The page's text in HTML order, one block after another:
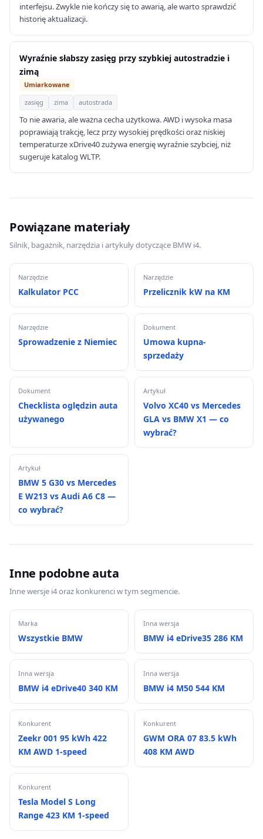
interfejsu. Zwykle nie kończy się to awarią, ale warto sprawdzić
historię aktualizacji.
Wyraźnie słabszy zasięg przy szybkiej autostradzie i
zimą
Umiarkowane
zasięg
zima autostrada
To nie awaria, ale ważna cecha użytkowa. AWD i wysoka masa
poprawiają trakcję, lecz przy wysokiej prędkości oraz niskiej
temperaturze xDrive40 zużywa energię wyraźnie szybciej, niż
sugeruje katalog WLTP.
Powiązane materiały
Silnik, bagażnik, narzędzia i artykuły dotyczące BMW i4.
Narzędzie
Kalkulator PCC
Narzędzie
Przelicznik kW na KM
Narzędzie
Sprowadzenie z Niemiec
Dokument
Umowa kupna-
sprzedaży
Dokument
Checklista oględzin auta
używanego
Artykuł
Volvo XC40 vs Mercedes
GLA vs BMW X1 — co
wybrać?
Artykuł
BMW 5 G30 vs Mercedes
E W213 vs Audi A6 C8 —
co wybrać?
Inne podobne auta
Inne wersje i4 oraz konkurenci w tym segmencie.
Marka
Wszystkie BMW
Inna wersja
BMW i4 eDrive35 286 KM
Inna wersja
BMW i4 eDrive40 340 KM
Inna wersja
BMW i4 M50 544 KM
Konkurent
Zeekr 001 95 kWh 422
KM AWD 1-speed
Konkurent
GWM ORA 07 83.5 kWh
408 KM AWD
Konkurent
Tesla Model S Long
Range 423 KM 1-speed